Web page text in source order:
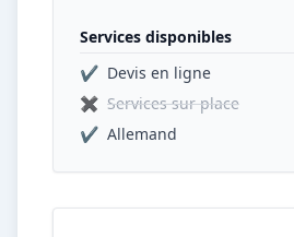
Services disponibles
✔ Devis en ligne
✖ Services sur place
✔ Allemand